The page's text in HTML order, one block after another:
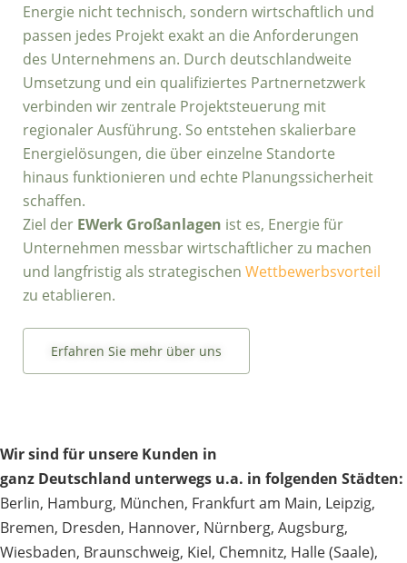
Energie nicht technisch, sondern wirtschaftlich und
passen jedes Projekt exakt an die Anforderungen
des Unternehmens an. Durch deutschlandweite
Umsetzung und ein qualifiziertes Partnernetzwerk
verbinden wir zentrale Projektsteuerung mit
regionaler Ausführung. So entstehen skalierbare
Energielösungen, die über einzelne Standorte
hinaus funktionieren und echte Planungssicherheit
schaffen.
Ziel der EWerk Großanlagen ist es, Energie für
Unternehmen messbar wirtschaftlicher zu machen
und langfristig als strategischen Wettbewerbsvorteil
zu etablieren.
Erfahren Sie mehr über uns
Wir sind für unsere Kunden in
ganz Deutschland unterwegs u.a. in folgenden Städten:
Berlin, Hamburg, München, Frankfurt am Main, Leipzig,
Bremen, Dresden, Hannover, Nürnberg, Augsburg,
Wiesbaden, Braunschweig, Kiel, Chemnitz, Halle (Saale),